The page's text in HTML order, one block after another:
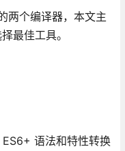
两个编译器，本文主
最佳工具。
语法和特性转换